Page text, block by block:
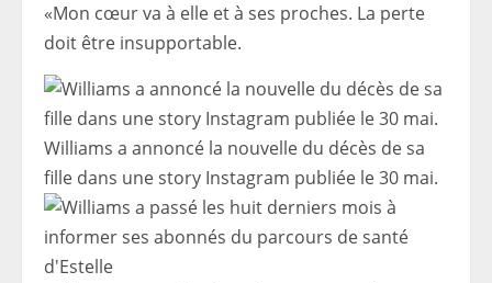
«Mon cœur va à elle et à ses proches. La perte
doit être insupportable.
Williams a annoncé la nouvelle du décès de sa
fille dans une story Instagram publiée le 30 mai.